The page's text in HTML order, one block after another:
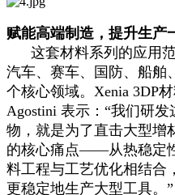
赋能高端制造，提升生产
这套材料系列的应用范
汽车、赛车、国防、船舶
个核心领域。Xenia 3DP
Agostini 表示：“我们研
物，就是为了直击大型增
的核心痛点——从热稳定
料工程与工艺优化相结合
更稳定地生产大型工具。”